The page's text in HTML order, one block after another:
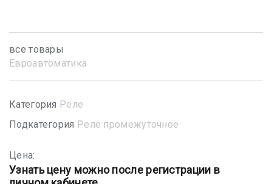
все товары
Евроавтоматика
Категория Реле
Подкатегория Реле промежуточное
Цена:
Узнать цену можно после регистрации в